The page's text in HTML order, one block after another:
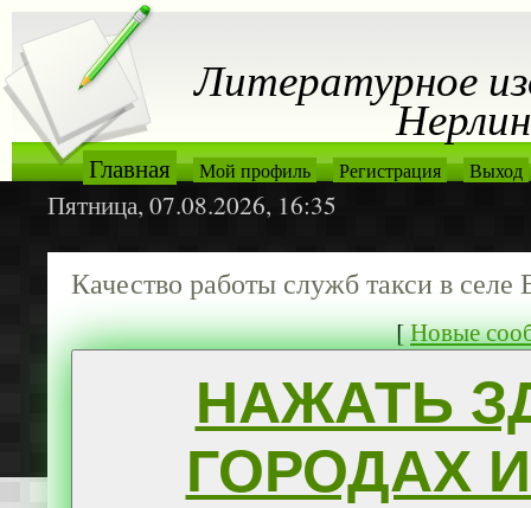
Литературное
Главная Мой профиль Регистрация Выход
Пятница, 07.08.2026, 16:35
Качество работы служб такси в
[Новые
НАЖАТЬ
ГОРОДАХ